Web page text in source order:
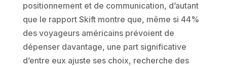
positionnement et de communication, d’autant
que le rapport Skift montre que, même si 44%
des voyageurs américains prévoient de
dépenser davantage, une part significative
d’entre eux ajuste ses choix, recherche des